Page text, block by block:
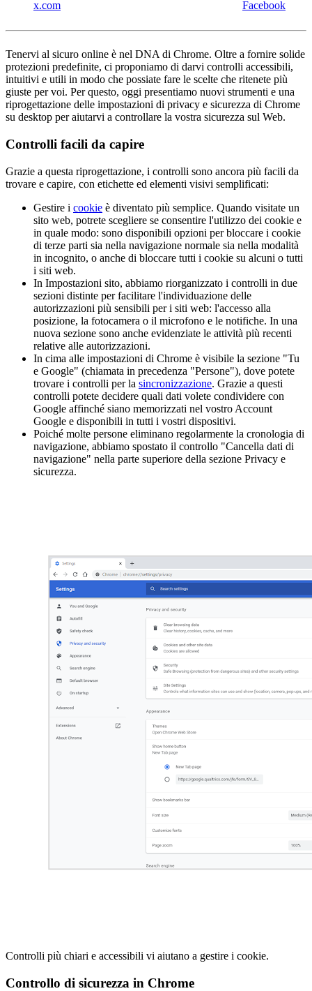
x.com Facebook
Tenervi al sicuro online è nel DNA di Chrome. Oltre a fornire solide
protezioni predefinite, ci proponiamo di darvi controlli accessibili,
intuitivi e utili in modo che possiate fare le scelte che ritenete più
giuste per voi. Per questo, oggi presentiamo nuovi strumenti e una
riprogettazione delle impostazioni di privacy e sicurezza di Chrome
su desktop per aiutarvi a controllare la vostra sicurezza sul Web.
Controlli facili da capire
Grazie a questa riprogettazione, i controlli sono ancora più facili da
trovare e capire, con etichette ed elementi visivi semplificati:
Gestire i cookie è diventato più semplice. Quando visitate un
sito web, potrete scegliere se consentire l'utilizzo dei cookie e
in quale modo: sono disponibili opzioni per bloccare i cookie
di terze parti sia nella navigazione normale sia nella modalità
in incognito, o anche di bloccare tutti i cookie su alcuni o tutti
i siti web.
In Impostazioni sito, abbiamo riorganizzato i controlli in due
sezioni distinte per facilitare l'individuazione delle
autorizzazioni più sensibili per i siti web: l'accesso alla
posizione, la fotocamera o il microfono e le notifiche. In una
nuova sezione sono anche evidenziate le attività più recenti
relative alle autorizzazioni.
In cima alle impostazioni di Chrome è visibile la sezione "Tu
e Google" (chiamata in precedenza "Persone"), dove potete
trovare i controlli per la sincronizzazione. Grazie a questi
controlli potete decidere quali dati volete condividere con
Google affinché siano memorizzati nel vostro Account
Google e disponibili in tutti i vostri dispositivi.
Poiché molte persone eliminano regolarmente la cronologia di
navigazione, abbiamo spostato il controllo "Cancella dati di
navigazione" nella parte superiore della sezione Privacy e
sicurezza.
Controlli più chiari e accessibili vi aiutano a gestire i cookie.
Controllo di sicurezza in Chrome